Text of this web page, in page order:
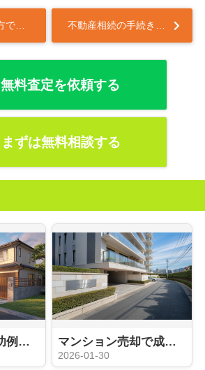
仲介業者の選び方で失敗例は避けられる？後悔しない売却のコツも紹介...
無料査定を依頼する
まずは無料相談する
不動産売却で成功例や体験談が知りたい方必見！安心して始めるための流れも解説 マンション売却で成功するコツは？始め方から注意点を解説
2026-01-30